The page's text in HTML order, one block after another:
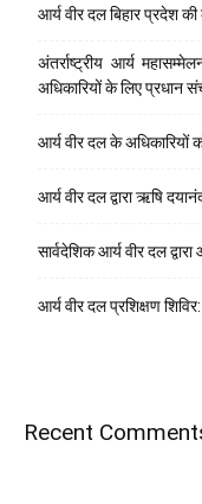
आर्य वीर दल बिहार प्रदेश की
अंतर्राष्ट्रीय आर्य
अधिकारियों के लिए प्रधान
आर्य वीर दल के अधिकारियों
आर्य वीर दल द्वारा ऋषि
सार्वदेशिक आर्य वीर दल
आर्य वीर दल प्रशिक्षण
Recent